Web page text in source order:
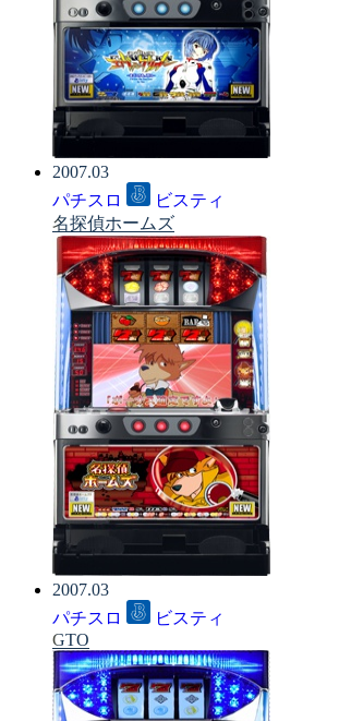
2007.03
パチスロ
ビスティ
名探偵ホームズ
2007.03
パチスロ
ビスティ
GTO